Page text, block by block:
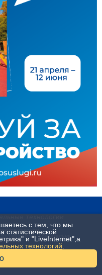
законом.
сайтах, обязательна
с тем, что мы
статистической
и "LiveInternet",а
технологий